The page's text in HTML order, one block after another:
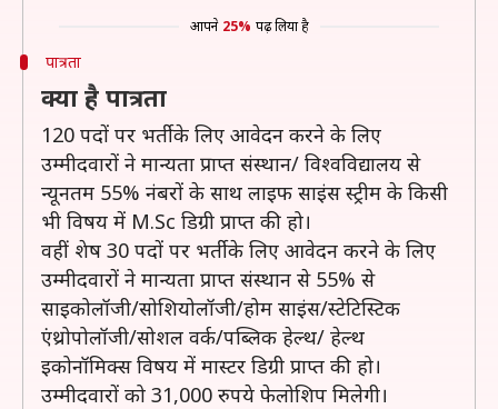
आपने 25% पढ़ लिया है
पात्रता
क्या है पात्रता
120 पदों पर भर्ती के लिए आवेदन करने के लिए
उम्मीदवारों ने मान्यता प्राप्त संस्थान/ विश्वविद्यालय से
न्यूनतम 55% नंबरों के साथ लाइफ साइंस स्ट्रीम के किसी
भी विषय में M.Sc डिग्री प्राप्त की हो।
वहीं शेष 30 पदों पर भर्ती के लिए आवेदन करने के लिए
उम्मीदवारों ने मान्यता प्राप्त संस्थान से 55% से
साइकोलॉजी/सोशियोलॉजी/होम साइंस/स्टेटिस्टिक
एंथ्रोपोलॉजी/सोशल वर्क/पब्लिक हेल्थ/ हेल्थ
इकोनॉमिक्स विषय में मास्टर डिग्री प्राप्त की हो।
उम्मीदवारों को 31,000 रुपये फेलोशिप मिलेगी।